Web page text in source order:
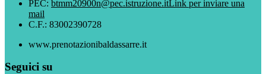
PEC: btmm20900n@pec.istruzione.itLink per inviare una
mail
C.F.: 83002390728
www.prenotazionibaldassarre.it
Seguici su